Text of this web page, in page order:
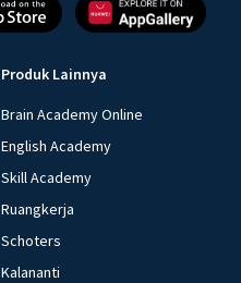
Produk Lainnya
Brain Academy Online
English Academy
Skill Academy
Ruangkerja
Schoters
Kalananti